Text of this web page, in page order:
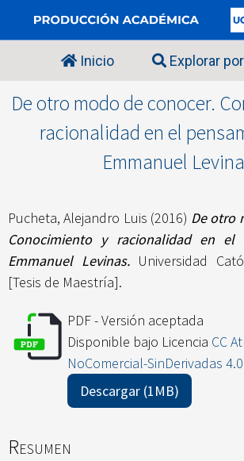
Inicio Explorar por
De otro modo de conocer.
racionalidad en el
Emmanuel
Pucheta, Alejandro Luis (2016) De otro
Conocimiento y racionalidad en el
Emmanuel Levinas.Universidad
[Tesis de Maestría].
PDF - Versión aceptada
Disponible bajo Licencia CC
NoComercial-SinDerivadas
Descargar (1MB)
Resumen